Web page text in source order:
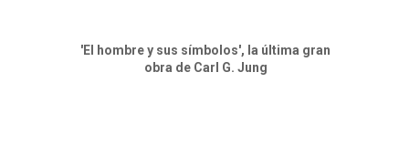
'El hombre y sus símbolos', la última gran
obra de Carl G. Jung